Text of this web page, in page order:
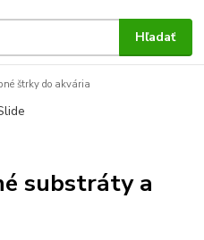
Hľadať
štrky do akvária
substráty a